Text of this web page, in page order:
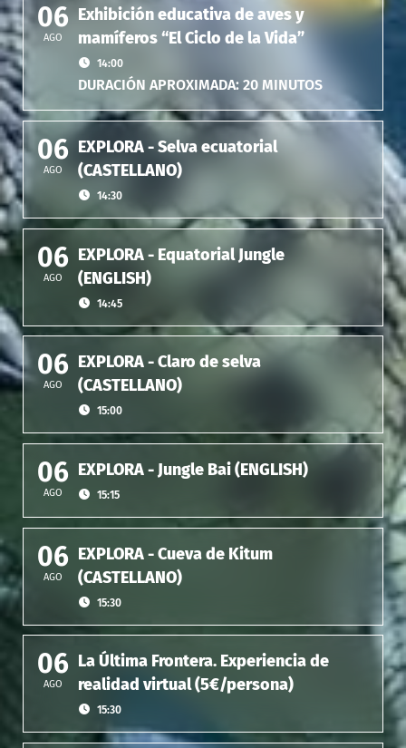
06
AGO
Exhibición educativa de aves y
mamíferos “El Ciclo de la Vida”
14:00
DURACIÓN APROXIMADA: 20 MINUTOS
06
AGO
EXPLORA - Selva ecuatorial
(CASTELLANO)
14:30
06
AGO
EXPLORA - Equatorial Jungle
(ENGLISH)
14:45
06
AGO
EXPLORA - Claro de selva
(CASTELLANO)
15:00
06
AGO
EXPLORA - Jungle Bai (ENGLISH)
15:15
06
AGO
EXPLORA - Cueva de Kitum
(CASTELLANO)
15:30
06
AGO
La Última Frontera. Experiencia de
realidad virtual (5€/persona)
15:30